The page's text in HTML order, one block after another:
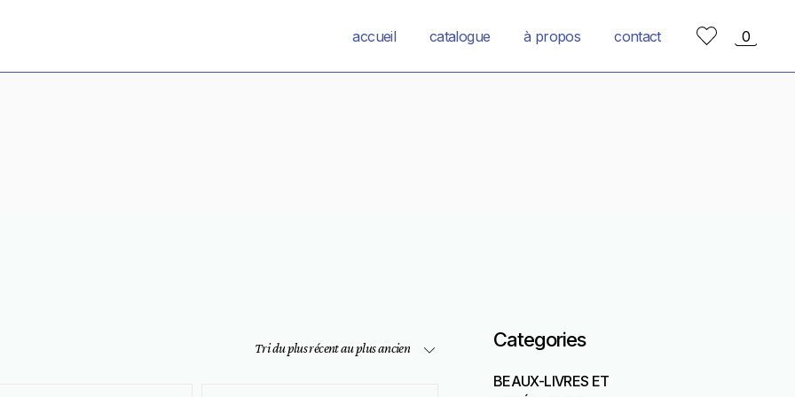
accueil catalogue à propos contact 0
Tri du plus récent au plus ancien Categories
BEAUX-LIVRES ET